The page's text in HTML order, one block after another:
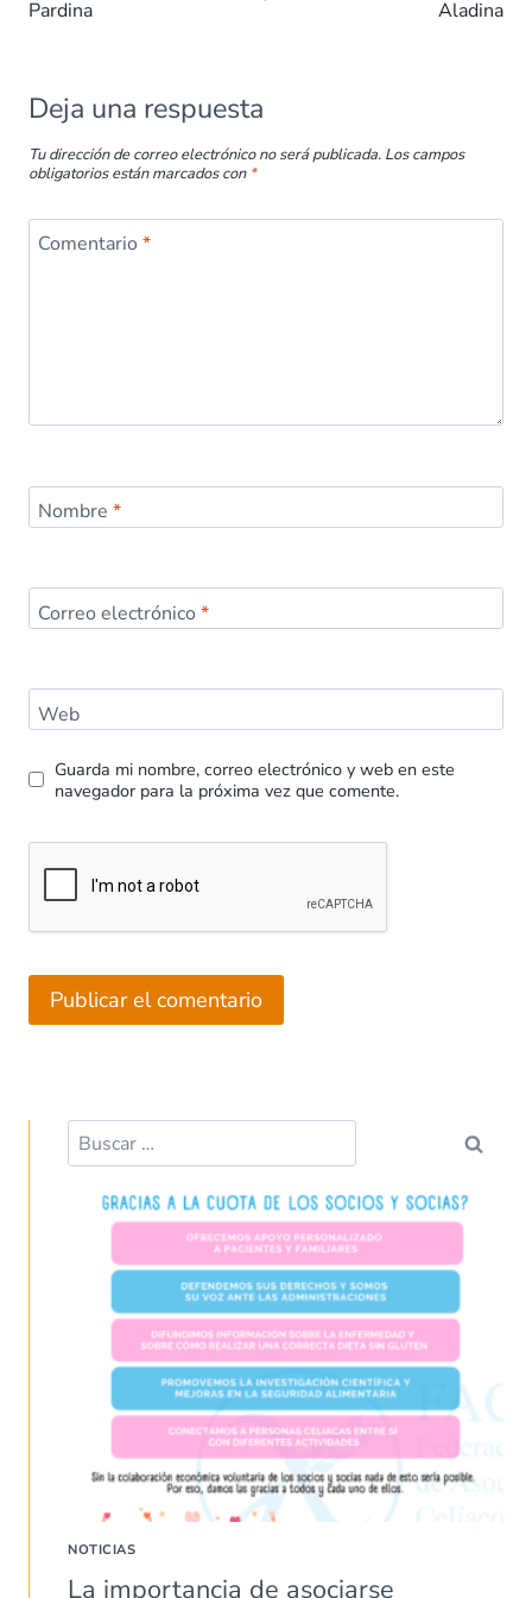
o
Pardina
Aladina
Deja una respuesta
Tu dirección de correo electrónico no será publicada. Los campos
obligatorios están marcados con *
Comentario *
Nombre *
Correo electrónico *
Web
Guarda mi nombre, correo electrónico y web en este
navegador para la próxima vez que comente.
NOTICIAS
La importancia de asociarse